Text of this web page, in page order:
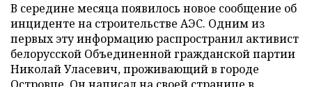
В середине месяца появилось новое сообщение об
инциденте на строительстве АЭС. Одним из
первых эту информацию распространил активист
белорусской Объединенной гражданской партии
Николай Уласевич, проживающий в городе